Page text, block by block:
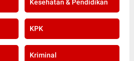
Kesehatan & Pendidikan
KPK
Kriminal